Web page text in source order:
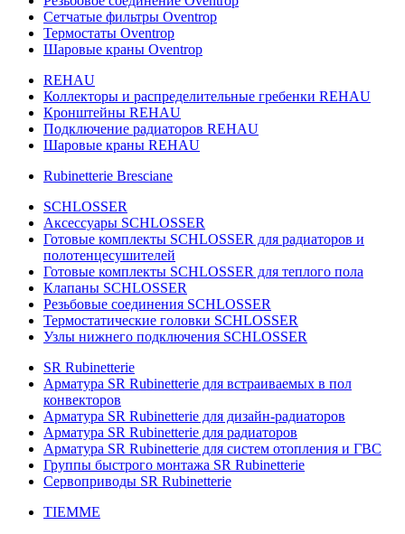
Сетчатые фильтры Oventrop
Термостаты Oventrop
Шаровые краны Oventrop
REHAU
Коллекторы и распределительные гребенки REHAU
Кронштейны REHAU
Подключение радиаторов REHAU
Шаровые краны REHAU
Rubinetterie Bresciane
SCHLOSSER
Аксессуары SCHLOSSER
Готовые комплекты SCHLOSSER для радиаторов и
полотенцесушителей
Готовые комплекты SCHLOSSER для теплого пола
Клапаны SCHLOSSER
Резьбовые соединения SCHLOSSER
Термостатические головки SCHLOSSER
Узлы нижнего подключения SCHLOSSER
SR Rubinetterie
Арматура SR Rubinetterie для встраиваемых в пол
конвекторов
Арматура SR Rubinetterie для дизайн-радиаторов
Арматура SR Rubinetterie для радиаторов
Арматура SR Rubinetterie для систем отопления и ГВС
Группы быстрого монтажа SR Rubinetterie
Сервоприводы SR Rubinetterie
TIEMME